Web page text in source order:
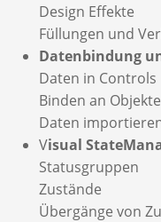
Design Effekte
Füllungen und
Datenbindung
Daten in Controls
Binden an
Daten
Visual
Statusgruppen
Zustände
Übergänge von